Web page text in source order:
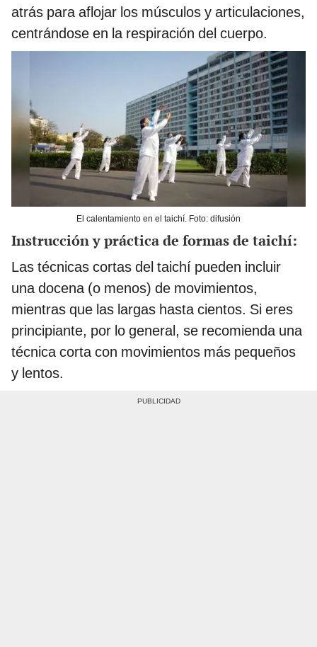
atrás para aflojar los músculos y articulaciones,
centrándose en la respiración del cuerpo.
El calentamiento en el taichí. Foto: difusión
Instrucción y práctica de formas de taichí:
Las técnicas cortas del taichí pueden incluir
una docena (o menos) de movimientos,
mientras que las largas hasta cientos. Si eres
principiante, por lo general, se recomienda una
técnica corta con movimientos más pequeños
y lentos.